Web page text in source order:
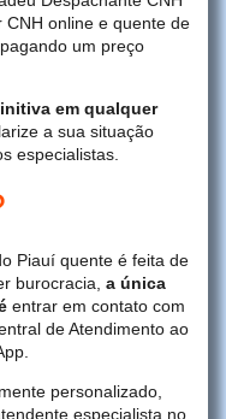
online e quente de
um preço
em qualquer
a sua situação
especialistas.
Piauí quente é feita de
burocracia, a única
entrar em contato com
de Atendimento ao
personalizado,
especialista no